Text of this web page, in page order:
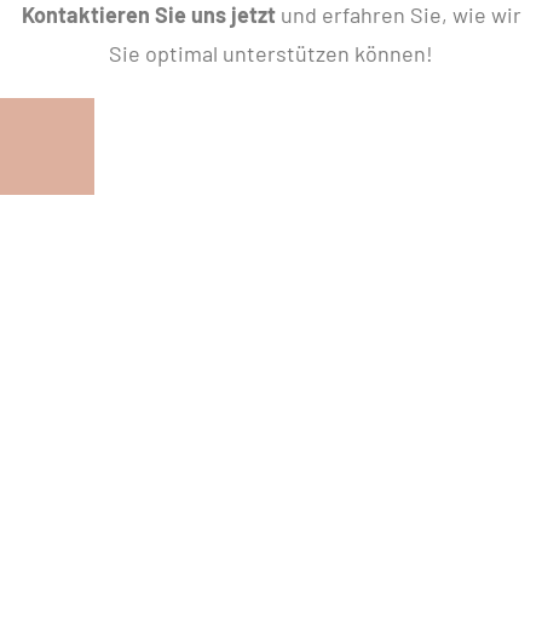
Kontaktieren Sie uns jetztund erfahren Sie, wie wir
Sie optimal unterstützen können!